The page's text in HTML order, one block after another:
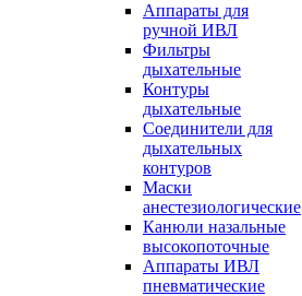
Аппараты для
ручной ИВЛ
Фильтры
дыхательные
Контуры
дыхательные
Соединители для
дыхательных
контуров
Маски
анестезиологические
Канюли назальные
высокопоточные
Аппараты ИВЛ
пневматические